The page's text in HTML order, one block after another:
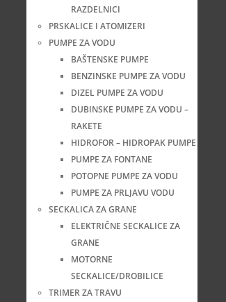
RAZDELNICI
PRSKALICE I ATOMIZERI
PUMPE ZA VODU
BAŠTENSKE PUMPE
BENZINSKE PUMPE ZA VODU
DIZEL PUMPE ZA VODU
DUBINSKE PUMPE ZA VODU –
RAKETE
HIDROFOR – HIDROPAK PUMPE
PUMPE ZA FONTANE
POTOPNE PUMPE ZA VODU
PUMPE ZA PRLJAVU VODU
SECKALICA ZA GRANE
ELEKTRIČNE SECKALICE ZA
GRANE
MOTORNE
SECKALICE/DROBILICE
TRIMER ZA TRAVU